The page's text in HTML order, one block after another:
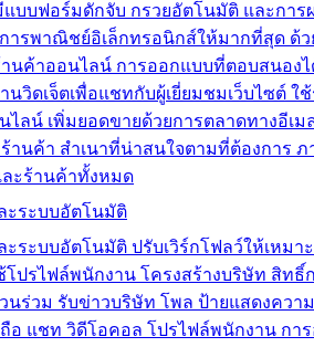
บบฟอร์มดักจับ กรวยอัตโนมัติ และการผ
ารพาณิชย์อิเล็กทรอนิกส์ให้มากที่สุด ด้ว
นค้าออนไลน์ การออกแบบที่ตอบสนอง
านวิดเจ็ตเพื่อแชทกับผู้เยี่ยมชมเว็บไซต์
ไลน์ เพิ่มยอดขายด้วยการตลาดทางอีเม
ร้านค้า สำเนาที่น่าสนใจตามที่ต้องการ
ะร้านค้าทั้งหมด
ะระบบอัตโนมัติ
ะระบบอัตโนมัติ ปรับเวิร์กโฟลว์ให้เหม
โปรไฟล์พนักงาน โครงสร้างบริษัท สิทธิ์ก
นร่วม รับข่าวบริษัท โพล ป้ายแสดงคว
อ แชท วิดีโอคอล โปรไฟล์พนักงาน กา